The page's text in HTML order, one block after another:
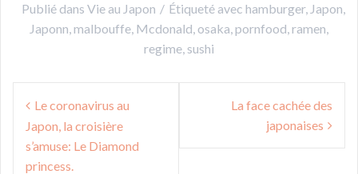
Publié dans Vie au Japon Étiqueté avec hamburger, Japon,
Japonn,malbouffe, Mcdonald, osaka,pornfood,ramen,
regime, sushi
Navigation
de
l’article
Le coronavirus au
Japon, la croisière
s’amuse: Le Diamond
princess.
La face cachée des
japonaises